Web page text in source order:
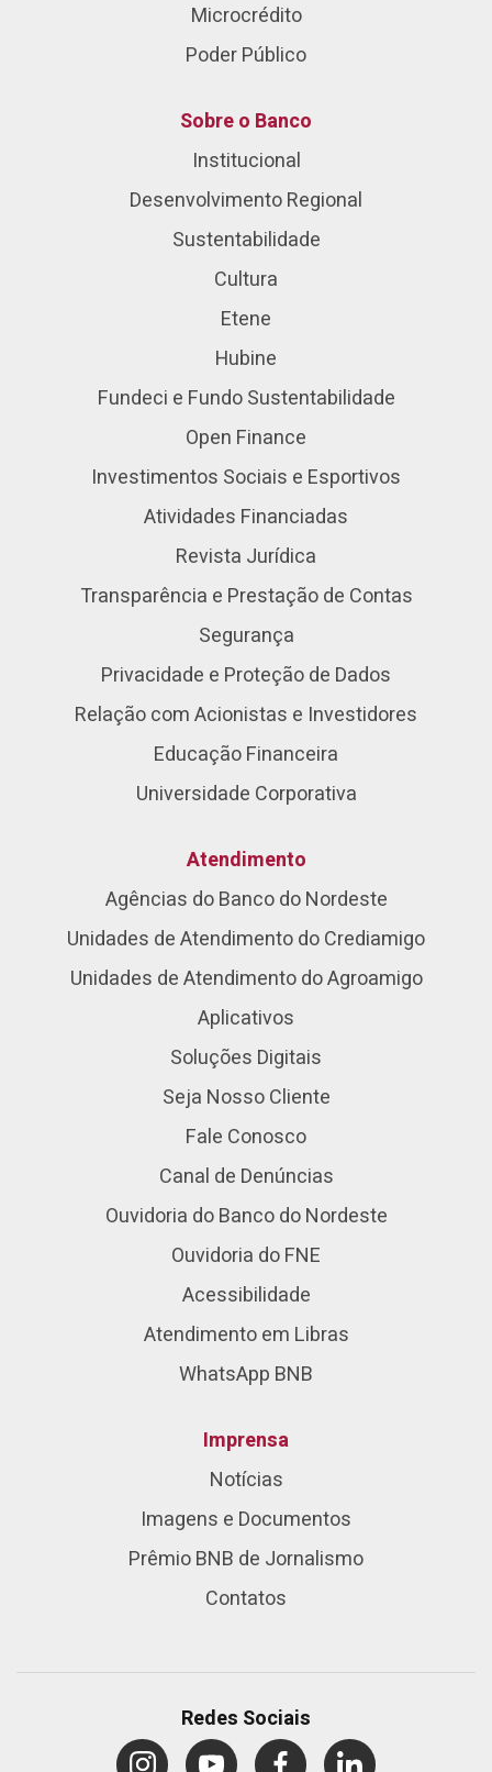
Microcrédito
Poder Público
Sobre o Banco
Institucional
Desenvolvimento Regional
Sustentabilidade
Cultura
Etene
Hubine
Fundeci e Fundo Sustentabilidade
Open Finance
Investimentos Sociais e Esportivos
Atividades Financiadas
Revista Jurídica
Transparência e Prestação de Contas
Segurança
Privacidade e Proteção de Dados
Relação com Acionistas e Investidores
Educação Financeira
Universidade Corporativa
Atendimento
Agências do Banco do Nordeste
Unidades de Atendimento do Crediamigo
Unidades de Atendimento do Agroamigo
Aplicativos
Soluções Digitais
Seja Nosso Cliente
Fale Conosco
Canal de Denúncias
Ouvidoria do Banco do Nordeste
Ouvidoria do FNE
Acessibilidade
Atendimento em Libras
WhatsApp BNB
Imprensa
Notícias
Imagens e Documentos
Prêmio BNB de Jornalismo
Contatos
Redes Sociais